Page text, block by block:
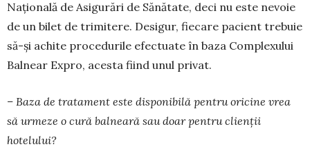
Națională de Asigurări de Sănătate, deci nu este nevoie
de un bilet de trimitere. Desi­gur, fiecare pacient trebuie
să-și achite procedurile efectuate în baza Complexului
Balnear Expro, acesta fiind unul privat.
– Baza de tratament este disponibilă pentru oricine vrea
să urmeze o cură balneară sau doar pentru clienții
hotelului?